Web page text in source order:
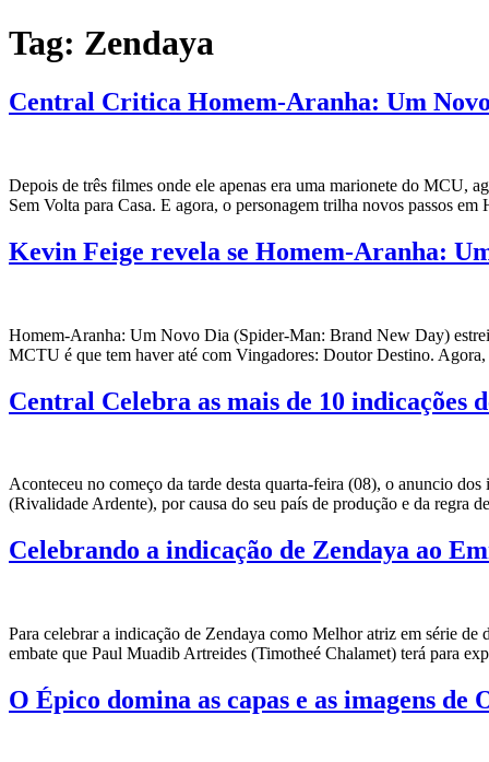
Tag: Zendaya
Central Critica Homem-Aranha: Um
Depois de três filmes onde ele apenas era uma marionete do MCU,
Sem Volta para Casa. E agora, o personagem trilha novos passos
Kevin Feige revela se Homem-Aranha:
Homem-Aranha: Um Novo Dia (Spider-Man: Brand New Day)
MCTU é que tem haver até com Vingadores: Doutor Destino.
Central Celebra as mais de 10
Aconteceu no começo da tarde desta quarta-feira (08), o anuncio
(Rivalidade Ardente), por causa do seu país de produção e da
Celebrando a indicação de Zendaya ao
Para celebrar a indicação de Zendaya como Melhor atriz em série
embate que Paul Muadib Artreides (Timotheé Chalamet) terá para
O Épico domina as capas e as imagens